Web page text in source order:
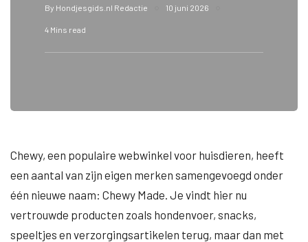
By Hondjesgids.nl Redactie 10 juni 2026
4 Mins read
Chewy, een populaire webwinkel voor huisdieren, heeft
een aantal van zijn eigen merken samengevoegd onder
één nieuwe naam: Chewy Made. Je vindt hier nu
vertrouwde producten zoals hondenvoer, snacks,
speeltjes en verzorgingsartikelen terug, maar dan met